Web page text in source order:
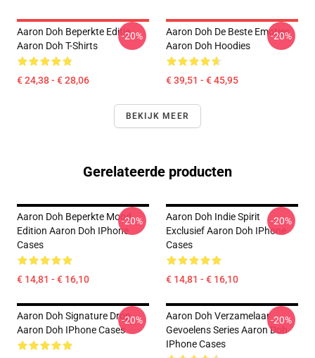
Aaron Doh Beperkte Editie
Aaron Doh T-Shirts
€ 24,38 - € 28,06
-20%
Aaron Doh De Beste Emoties
Aaron Doh Hoodies
€ 39,51 - € 45,95
-20%
BEKIJK MEER
Gerelateerde producten
Aaron Doh Beperkte Mood
Edition Aaron Doh IPhone
Cases
€ 14,81 - € 16,10
-20%
Aaron Doh Indie Spirit
Exclusief Aaron Doh IPhone
Cases
€ 14,81 - € 16,10
-20%
Aaron Doh Signature Drop
Aaron Doh IPhone Cases
-20%
Aaron Doh Verzamelaar
Gevoelens Series Aaron Doh
IPhone Cases
-20%